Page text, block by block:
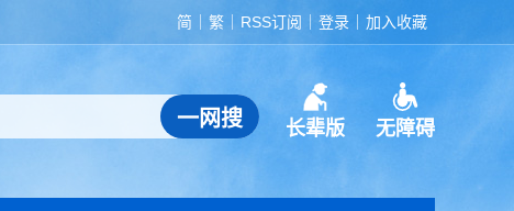
简 繁 RSS订阅 登录 加入收藏
长辈版 无障碍